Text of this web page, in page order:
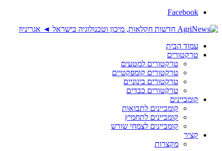
Facebook
עמוד הבית
טרקטורים
טרקטורים למטעים
טרקטורים קומפקטיים
טרקטורים בינוניים
טרקטורים כבדים
קומביינים
קומביינים לתבואות
קומביינים לתחמיץ
קומביינים לצמחי שורש
קציר
מקצרות